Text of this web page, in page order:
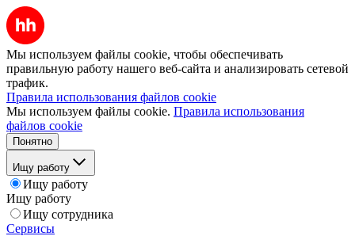
Мы используем файлы cookie, чтобы обеспечивать
правильную работу нашего веб-сайта и анализировать сетевой
трафик.
Правила использования файлов cookie
Мы используем файлы cookie. Правила использования
файлов cookie
Понятно
Ищу работу
Ищу работу
Ищу работу
Ищу сотрудника
Сервисы